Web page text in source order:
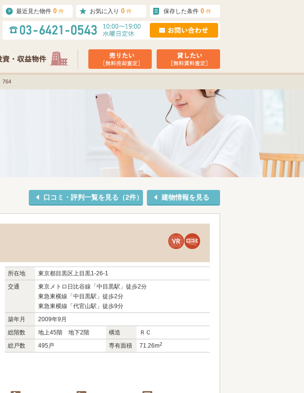
最近見た物件 0 件 お気に入り 0 件 保存した条件 0 件
764
建物情報を見る
口コミ・評判一覧を見る（2件）
所在地
東京都目黒区上目黒1-26-1
交通
東京メトロ日比谷線「中目黒駅」徒歩2分
東急東横線「中目黒駅」徒歩2分
東急東横線「代官山駅」徒歩9分
築年月
2009年9月
総階数
地上45階 地下2階 構造
ＲＣ
総戸数
495戸 専有面積 71.26m2